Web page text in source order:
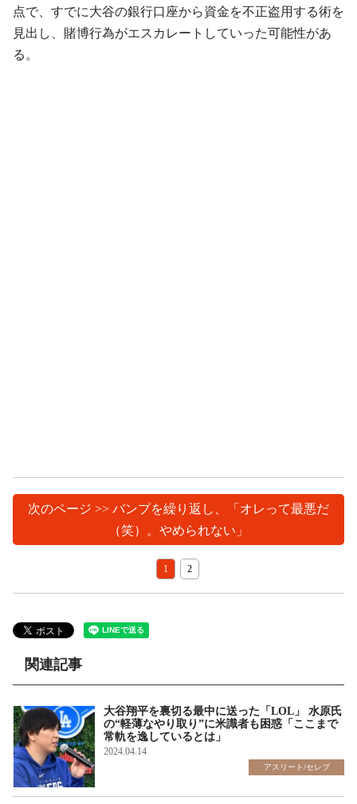
点で、すでに大谷の銀行口座から資金を不正盗用する術を
見出し、賭博行為がエスカレートしていった可能性があ
る。
次のページ >> バンプを繰り返し、「オレって最悪だ
（笑）。やめられない」
1 2
関連記事
大谷翔平を裏切る最中に送った「LOL」 水原氏
の“軽薄なやり取り”に米識者も困惑「ここまで
常軌を逸しているとは」
2024.04.14
アスリート/セレブ